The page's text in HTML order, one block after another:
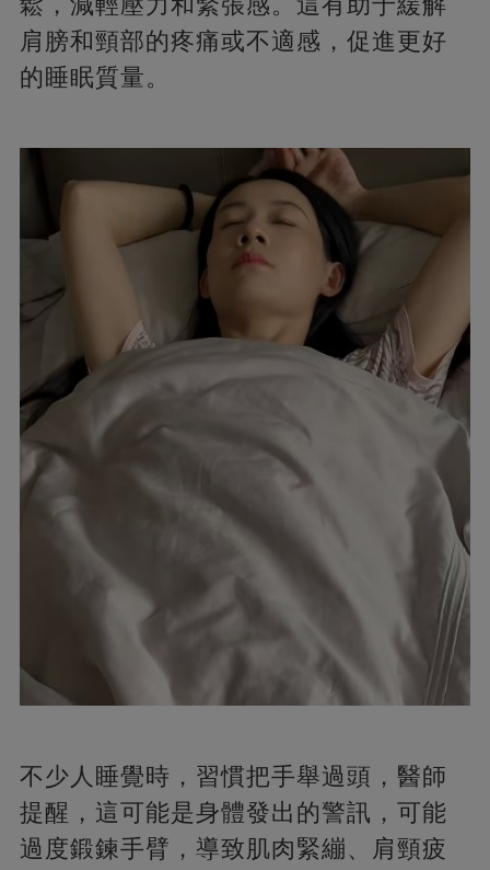
肩膀和頸部的疼痛或不適感，促進更好
的睡眠質量。
不少人睡覺時，習慣把手舉過頭，醫師
提醒，這可能是身體發出的警訊，可能
過度鍛鍊手臂，導致肌肉緊繃、肩頸疲